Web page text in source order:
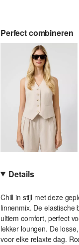
Perfect combineren
Details
Chill in stijl met deze
linnenmix. De elastische
ultiem comfort, perfect
lekker loungen. De
voor elke relaxte dag.